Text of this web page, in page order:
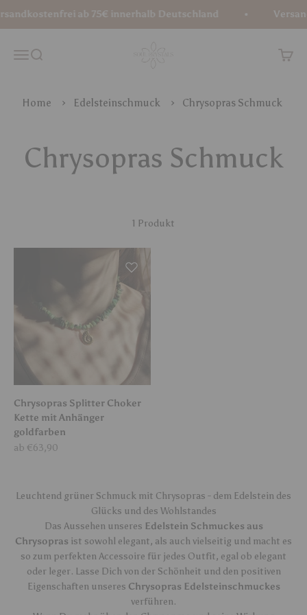
ab 75€ innerhalb Deutschland
MenüSuche
Home Edelsteinschmuck Chrysopras Schmuck
1 Produkt
Chrysopras Splitter Choker
Kette mit Anhänger
goldfarben
Angebot
ab €63,90
Leuchtend grüner Schmuck mit Chrysopras - dem Edelstein des
Glücks und des Wohlstandes
Das Aussehen unseres Edelstein Schmuckes aus
Chrysopras ist sowohl elegant, als auch vielseitig und macht es
so zum perfekten Accessoire für jedes Outfit, egal ob elegant
oder leger. Lasse Dich von der Schönheit und den positiven
Eigenschaften unseres Chrysopras Edelsteinschmuckes
verführen.